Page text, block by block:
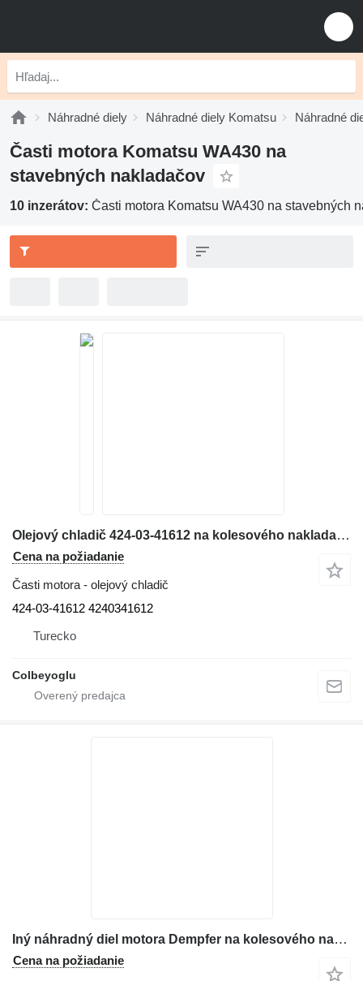
Náhradné diely Náhradné diely Komatsu Náhradné
Časti motora Komatsu WA430 na
stavebných nakladačov
10 inzerátov: Časti motora Komatsu WA430 na stavebných
Olejový chladič 424-03-41612 na kolesového nakladača Komatsu WA430-6
Cena na požiadanie
Časti motora - olejový chladič
424-03-41612 4240341612
Turecko
Colbeyoglu
Iný náhradný diel motora Dempfer na kolesového nakladača Komatsu WA430
Cena na požiadanie